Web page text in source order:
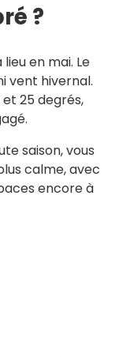
?
en mai. Le
vent hivernal.
25 degrés,
saison, vous
calme, avec
encore à